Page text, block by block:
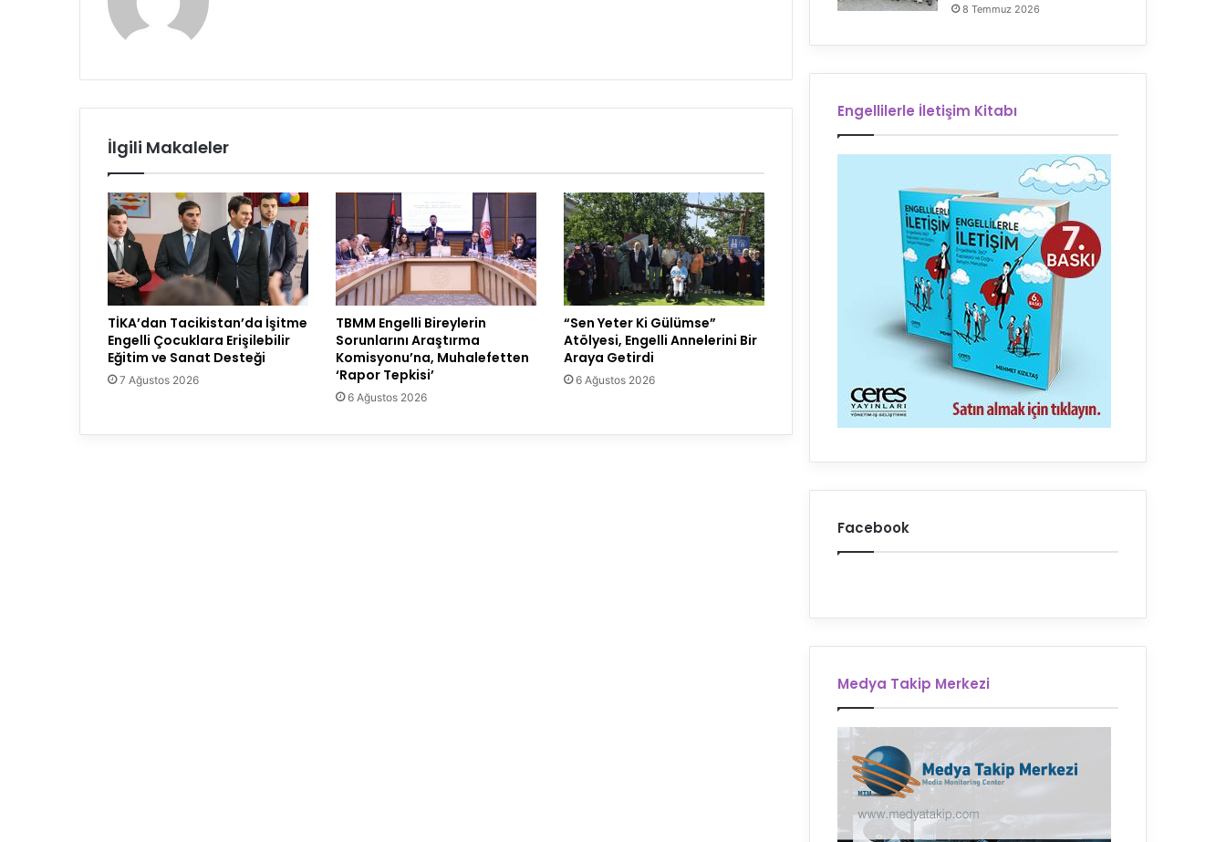
İlgili Makaleler
TİKA’dan Tacikistan’da İşitme
Engelli Çocuklara Erişilebilir
Eğitim ve Sanat Desteği
7 Ağustos 2026
TBMM Engelli Bireylerin
Sorunlarını Araştırma
Komisyonu’na, Muhalefetten
‘Rapor Tepkisi’
6 Ağustos 2026
“Sen Yeter Ki Gülümse”
Atölyesi, Engelli Annelerini Bir
Araya Getirdi
6 Ağustos 2026
8 Temmuz 2026
Engellilerle İletişim Kitabı
Facebook
Medya Takip Merkezi